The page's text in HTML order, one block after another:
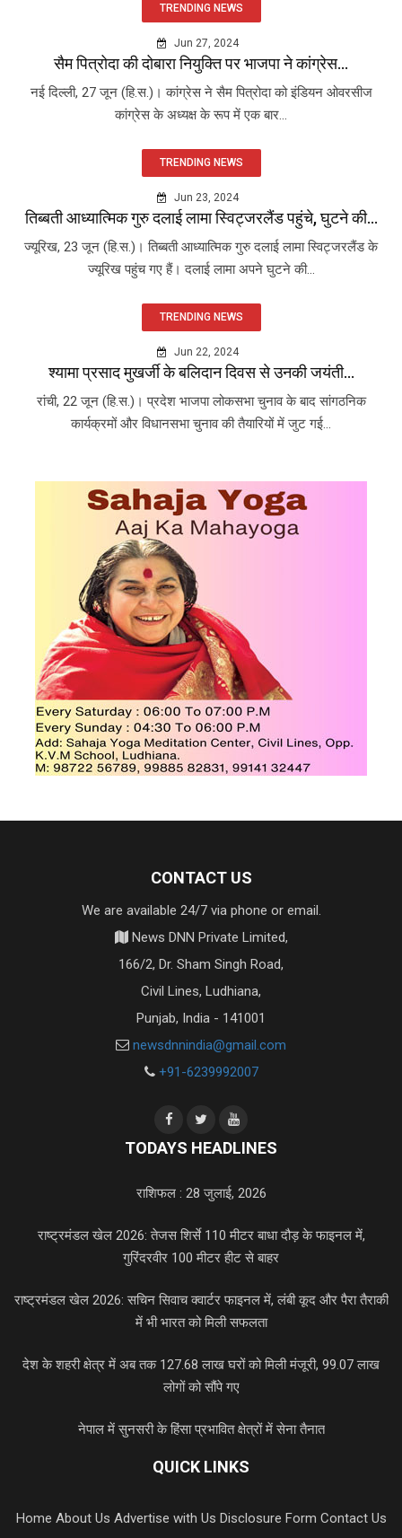
TRENDING NEWS
Jun 27, 2024
सैम पित्रोदा की दोबारा नियुक्ति पर भाजपा ने कांग्रेस...
नई दिल्ली, 27 जून (हि.स.)। कांग्रेस ने सैम पित्रोदा को इंडियन ओवरसीज
कांग्रेस के अध्यक्ष के रूप में एक बार...
TRENDING NEWS
Jun 23, 2024
तिब्बती आध्यात्मिक गुरु दलाई लामा स्विट्जरलैंड पहुंचे, घुटने की...
ज्यूरिख, 23 जून (हि.स.)। तिब्बती आध्यात्मिक गुरु दलाई लामा स्विट्जरलैंड के
ज्यूरिख पहुंच गए हैं। दलाई लामा अपने घुटने की...
TRENDING NEWS
Jun 22, 2024
श्यामा प्रसाद मुखर्जी के बलिदान दिवस से उनकी जयंती...
रांची, 22 जून (हि.स.)। प्रदेश भाजपा लोकसभा चुनाव के बाद सांगठनिक
कार्यक्रमों और विधानसभा चुनाव की तैयारियों में जुट गई...
CONTACT US
We are available 24/7 via phone or email.
News DNN Private Limited,
166/2, Dr. Sham Singh Road,
Civil Lines, Ludhiana,
Punjab, India - 141001
newsdnnindia@gmail.com
+91-6239992007
TODAYS HEADLINES
राशिफल : 28 जुलाई, 2026
राष्ट्रमंडल खेल 2026: तेजस शिर्से 110 मीटर बाधा दौड़ के फाइनल में,
गुरिंदरवीर 100 मीटर हीट से बाहर
राष्ट्रमंडल खेल 2026: सचिन सिवाच क्वार्टर फाइनल में, लंबी कूद और पैरा तैराकी
में भी भारत को मिली सफलता
देश के शहरी क्षेत्र में अब तक 127.68 लाख घरों को मिली मंजूरी, 99.07 लाख
लोगों को सौंपे गए
नेपाल में सुनसरी के हिंसा प्रभावित क्षेत्रों में सेना तैनात
QUICK LINKS
Home About Us Advertise with Us Disclosure Form Contact Us